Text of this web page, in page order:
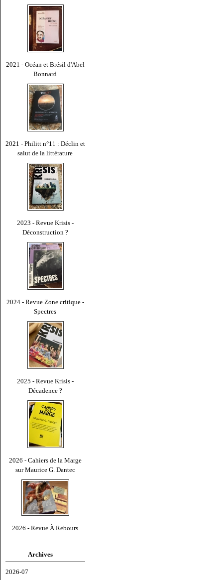
2021 - Océan et Brésil d'Abel
Bonnard
2021 - Philitt n°11 : Déclin et
salut de la littérature
2023 - Revue Krisis -
Déconstruction ?
2024 - Revue Zone critique -
Spectres
2025 - Revue Krisis -
Décadence ?
2026 - Cahiers de la Marge
sur Maurice G. Dantec
2026 - Revue À Rebours
Archives
2026-07